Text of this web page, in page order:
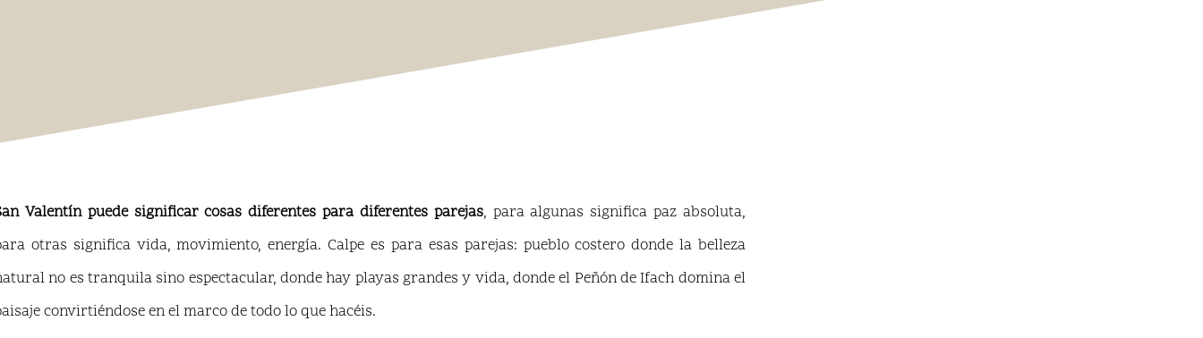
Valentín puede significar cosas diferentes para diferentes parejas, para algunas significa paz absoluta,
otras significa vida, movimiento, energía. Calpe es para esas parejas: pueblo costero donde la belleza
no es tranquila sino espectacular, donde hay playas grandes y vida, donde el Peñón de Ifach domina el
convirtiéndose en el marco de todo lo que hacéis.